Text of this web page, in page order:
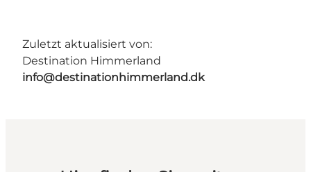
Zuletzt aktualisiert von:
Destination Himmerland
info@destinationhimmerland.dk